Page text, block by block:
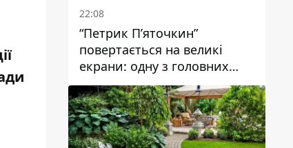
22:08
“Петрик П’яточкин”
повертається на великі
екрани: одну з головних
ролей зіграє 9-річний
дніпрянин Олександр
Войтеховський